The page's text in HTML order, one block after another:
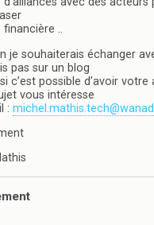
..
je souhaiterais échanger
pas sur un blog
c’est possible d’avoir votre
vous intéresse
: